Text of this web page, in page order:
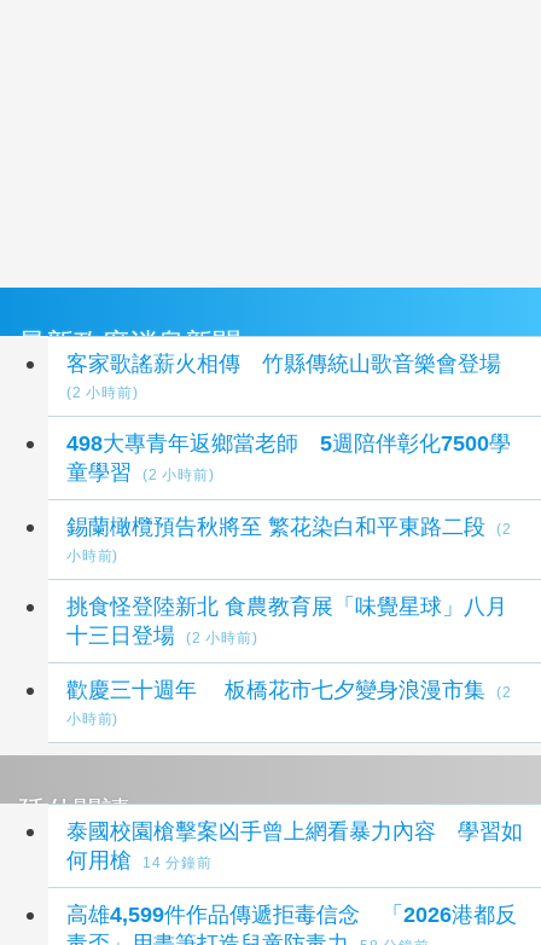
最新政府消息新聞
客家歌謠薪火相傳 竹縣傳統山歌音樂會登場
(2 小時前)
498大專青年返鄉當老師 5週陪伴彰化7500學
童學習
(2 小時前)
錫蘭橄欖預告秋將至 繁花染白和平東路二段
(2
小時前)
挑食怪登陸新北 食農教育展「味覺星球」八月
十三日登場
(2 小時前)
歡慶三十週年 板橋花市七夕變身浪漫市集
(2
小時前)
延伸閱讀
泰國校園槍擊案凶手曾上網看暴力內容 學習如
何用槍
14 分鐘前
高雄4,599件作品傳遞拒毒信念 「2026港都反